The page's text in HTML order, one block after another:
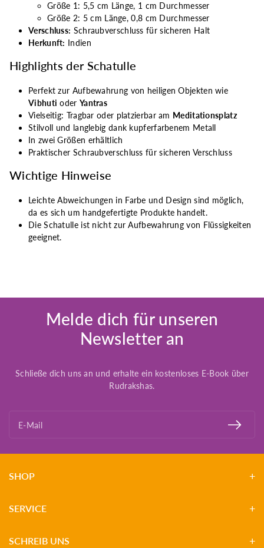
Größe 1: 5,5 cm Länge, 1 cm Durchmesser
Größe 2: 5 cm Länge, 0,8 cm Durchmesser
Verschluss: Schraubverschluss für sicheren Halt
Herkunft: Indien
Highlights der Schatulle
Perfekt zur Aufbewahrung von heiligen Objekten wie
Vibhuti oder Yantras
Vielseitig: Tragbar oder platzierbar am Meditationsplatz
Stilvoll und langlebig dank kupferfarbenem Metall
In zwei Größen erhältlich
Praktischer Schraubverschluss für sicheren Verschluss
Wichtige Hinweise
Leichte Abweichungen in Farbe und Design sind möglich,
da es sich um handgefertigte Produkte handelt.
Die Schatulle ist nicht zur Aufbewahrung von Flüssigkeiten
geeignet.
Melde dich für unseren
Newsletter an
Schließe dich uns an und erhalte ein kostenloses E-Book über
Rudrakshas.
E-Mail
SHOP
SERVICE
SCHREIB UNS